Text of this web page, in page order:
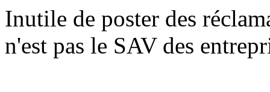
Inutile de poster des
n'est pas le SAV des